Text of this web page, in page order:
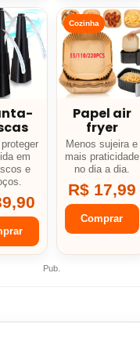
em
e
Cozinha
Papel air
fryer
Menos sujeira e
mais praticidade
no dia a dia.
R$ 17,99
Comprar
Pub.